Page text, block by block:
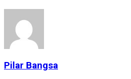
Pilar Bangsa